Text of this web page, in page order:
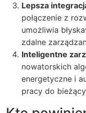
Lepsza
połączenie z
umożliwia
zdalne
Inteligentne
nowatorskich
energetyczne i
pracy do